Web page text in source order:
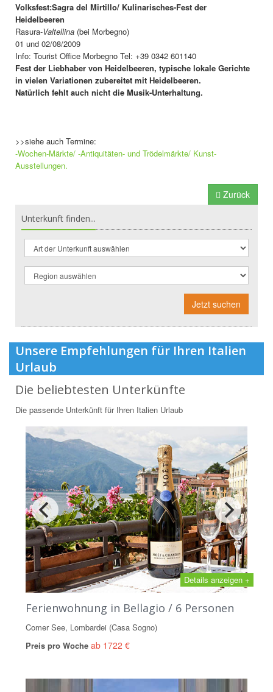
Volksfest:Sagra del Mirtillo/ Kulinarisches-Fest der
Heidelbeeren
Rasura-Valtellina (bei Morbegno)
01 und 02/08/2009
Info: Tourist Office Morbegno Tel: +39 0342 601140
Fest der Liebhaber von Heidelbeeren, typische lokale Gerichte
in vielen Variationen zubereitet mit Heidelbeeren.
Natürlich fehlt auch nicht die Musik-Unterhaltung.
>>siehe auch Termine:
-Wochen-Märkte/ -Antiquitäten- und Trödelmärkte/ Kunst-
Ausstellungen.
Zurück
Unterkunft finden...
Jetzt suchen
Unsere Empfehlungen für Ihren Italien
Urlaub
Die beliebtesten Unterkünfte
Die passende Unterkünft für Ihren Italien Urlaub
Details anzeigen +
Ferienwohnung in Bellagio / 6 Personen
Comer See, Lombardei (Casa Sogno)
Preis pro Woche ab 1722 €